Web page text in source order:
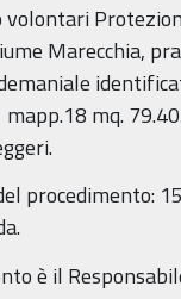
volontari
Marecchia,
mq.
procedimento:
è il